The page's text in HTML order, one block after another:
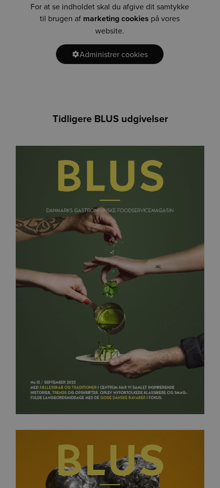
For at se indholdet skal du afgive dit samtykke
til brugen af marketing cookies på vores
website.
Administrer cookies
Tidligere BLUS udgivelser